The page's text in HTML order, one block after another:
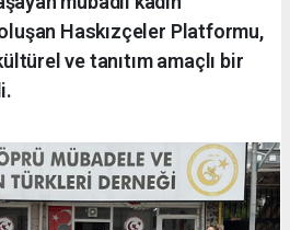
Haskızçeler Platformu,
ve tanıtım amaçlı bir